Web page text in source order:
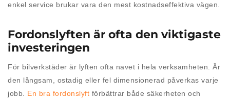
enkel service brukar vara den mest kostnadseffektiva vägen.
Fordonslyften är ofta den viktigaste
investeringen
För bilverkstäder är lyften ofta navet i hela verksamheten. Är
den långsam, ostadig eller fel dimensionerad påverkas varje
jobb. En bra fordonslyft förbättrar både säkerheten och